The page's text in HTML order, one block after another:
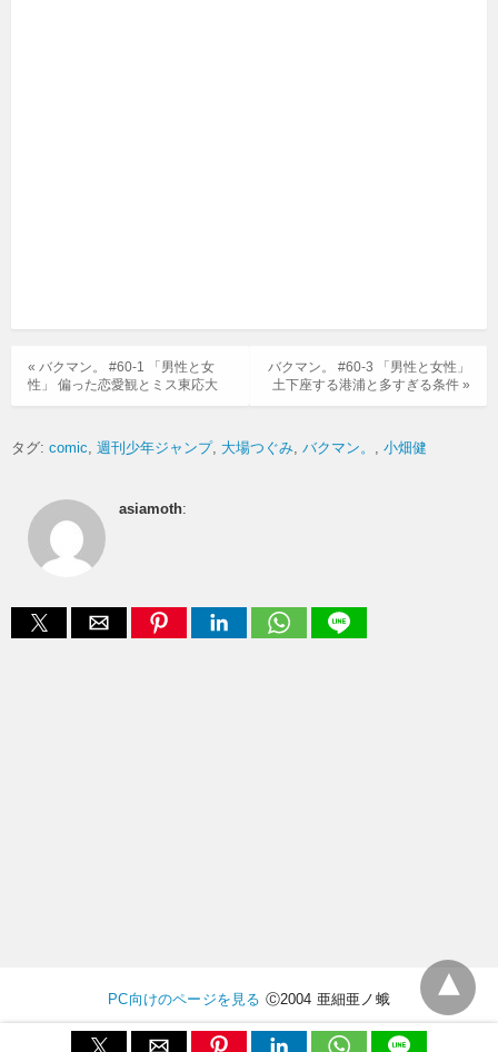
バクマン。 #60-3 「男性と女性」
土下座する港浦と多すぎる条件 »
« バクマン。 #60-1 「男性と女
性」 偏った恋愛観とミス東応大
タグ: comic 週刊少年ジャンプ 大場つぐみ バクマン。 小畑健
asiamoth:
PC向けのページを見る Ⓒ2004 亜細亜ノ蛾